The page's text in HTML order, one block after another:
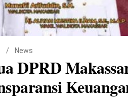
/ News
DPRD